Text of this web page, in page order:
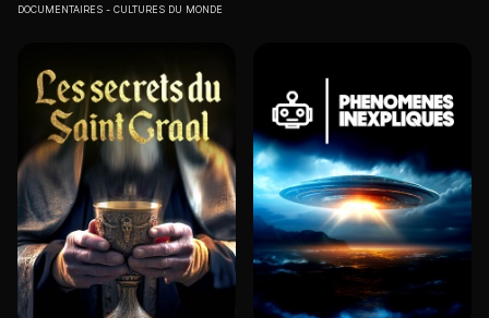
DOCUMENTAIRES CULTURES DU MONDE